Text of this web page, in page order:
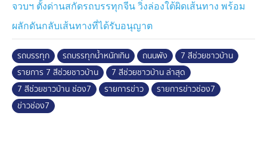
จวบฯ ตั้งด่านสกัดรถบรรทุกจีน วิ่งล่องใต้ผิดเส้นทาง พร้อม
ผลักดันกลับเส้นทางที่ได้รับอนุญาต
รถบรรทุก รถบรรทุกน้ำหนักเกิน ถนนพัง
7 สีช่วยชาวบ้าน
รายการ 7 สีช่วยชาวบ้าน
7 สีช่วยชาวบ้าน ล่าสุด
7 สีช่วยชาวบ้าน ช่อง7
รายการข่าว
รายการข่าวช่อง7
ข่าวช่อง7